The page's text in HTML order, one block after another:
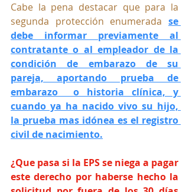
Cabe la pena destacar que para la
segunda protección enumerada se
debe informar previamente al
contratante o al empleador de la
condición de embarazo de su
pareja, aportando prueba de
embarazo  o historia clínica, y
cuando ya ha nacido vivo su hijo,
la prueba mas idónea es el registro
civil de nacimiento.
¿Que pasa si la EPS se niega a pagar
este derecho por haberse hecho la